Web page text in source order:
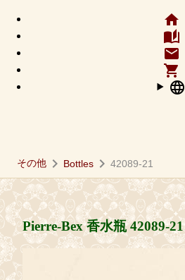
home
auto_stories
email
shopping_cart
language
その他 chevron_right Bottles chevron_right 42089-21
Pierre-Bex 香水瓶42089-21